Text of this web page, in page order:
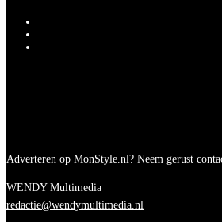
Adverteren op MonStyle.nl? Neem gerust
WENDY Multimedia
redactie@wendymultimedia.nl